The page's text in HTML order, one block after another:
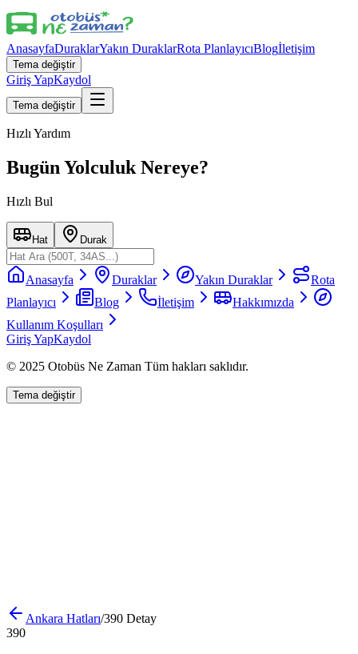
AnasayfaDuraklarYakın DuraklarRota PlanlayıcıBlogİletişim
Tema değiştir
Giriş YapKaydol
Tema değiştir
Hızlı Yardım
Bugün Yolculuk Nereye?
Hızlı Bul
Hat Durak
Anasayfa Duraklar Yakın Duraklar
Rota
Planlayıcı
Blog İletişim
Hakkımızda
Kullanım Koşulları
Giriş YapKaydol
© 2025 Otobüs Ne Zaman Tüm hakları saklıdır.
Tema değiştir
Ankara Hatları/390 Detay
390